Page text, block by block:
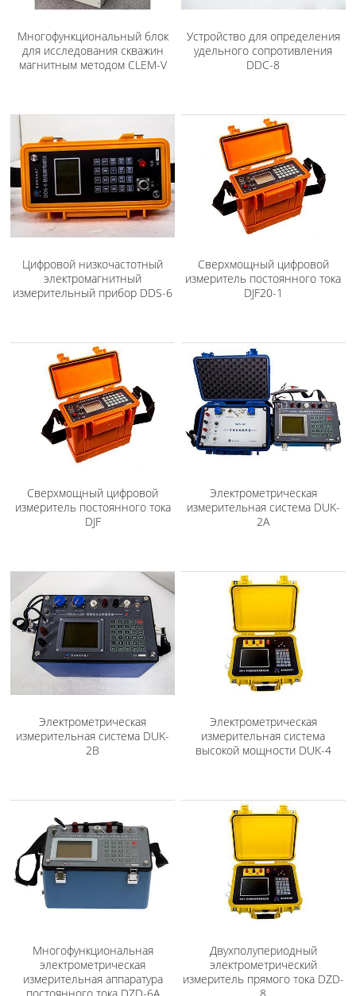
Многофункциональный блок
для исследования скважин
магнитным методом CLEM-V
Устройство для определения
удельного сопротивления
DDC-8
Цифровой низкочастотный
электромагнитный
измерительный прибор DDS-6
Сверхмощный цифровой
измеритель постоянного тока
DJF20-1
Сверхмощный цифровой
измеритель постоянного тока
DJF
Электрометрическая
измерительная система DUK-
2A
Электрометрическая
измерительная система DUK-
2B
Электрометрическая
измерительная система
высокой мощности DUK-4
Многофункциональная
электрометрическая
измерительная аппаратура
постоянного тока DZD-6A
Двухполупериодный
электрометрический
измеритель прямого тока DZD-
8